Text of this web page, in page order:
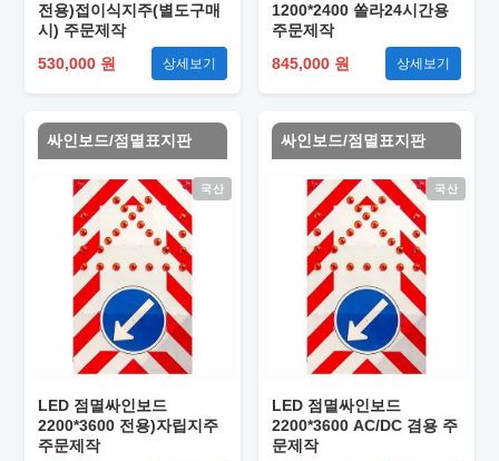
전용)접이식지주(별도구매
시) 주문제작
530,000 원
상세보기
1200*2400 쏠라24시간용
주문제작
845,000 원
상세보기
싸인보드/점멸표지판
국산
LED 점멸싸인보드
2200*3600 전용)자립지주
주문제작
싸인보드/점멸표지판
국산
LED 점멸싸인보드
2200*3600 AC/DC 겸용 주
문제작